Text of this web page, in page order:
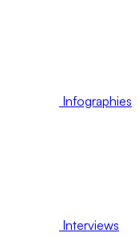
Infographies
Interviews